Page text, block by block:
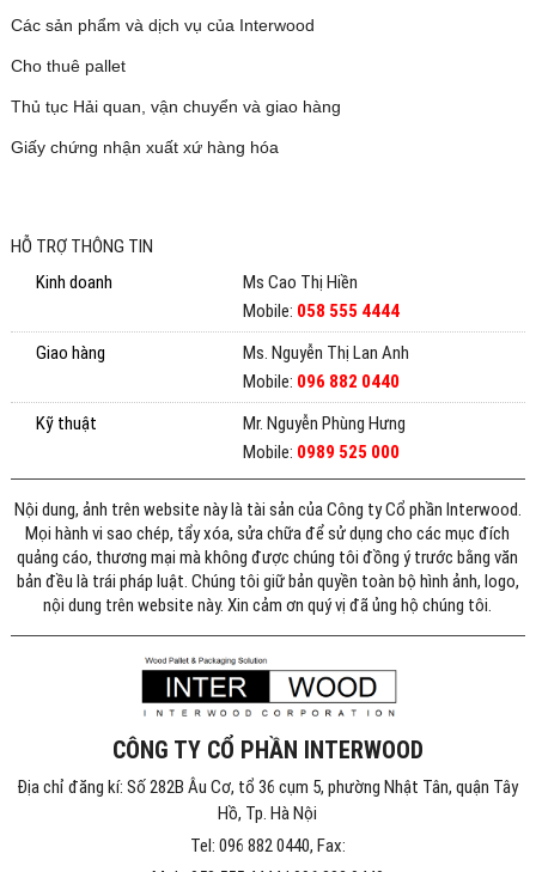
Các sản phẩm và dịch vụ của Interwood
Cho thuê pallet
Thủ tục Hải quan, vận chuyển và giao hàng
Giấy chứng nhận xuất xứ hàng hóa
HỖ TRỢ THÔNG TIN
Kinh doanh
Ms Cao Thị Hiền
Mobile: 058 555 4444
Giao hàng
Ms. Nguyễn Thị Lan Anh
Mobile: 096 882 0440
Kỹ thuật
Mr. Nguyễn Phùng Hưng
Mobile: 0989 525 000
Nội dung, ảnh trên website này là tài sản của Công ty Cổ phần Interwood.
Mọi hành vi sao chép, tẩy xóa, sửa chữa để sử dụng cho các mục đích
quảng cáo, thương mại mà không được chúng tôi đồng ý trước bằng văn
bản đều là trái pháp luật. Chúng tôi giữ bản quyền toàn bộ hình ảnh, logo,
nội dung trên website này. Xin cảm ơn quý vị đã ủng hộ chúng tôi.
CÔNG TY CỔ PHẦN INTERWOOD
Địa chỉ đăng kí: Số 282B Âu Cơ, tổ 36 cụm 5, phường Nhật Tân, quận Tây
Hồ, Tp. Hà Nội
Tel: 096 882 0440, Fax: